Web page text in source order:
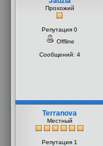
Прохожий
Репутация 0
Offline
Сообщений: 4
Terranova
Местный
Репутация 1